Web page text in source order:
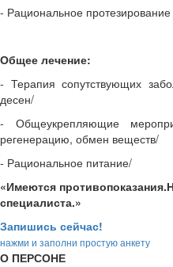
- Рациональное
Общее лечение:
- Терапия сопутствующих
десен/
- Общеукрепляющие
регенерацию, обмен веществ/
- Рациональное питание/
«Имеются
специалиста.»
Запишись сейчас!
нажми и заполни простую анкету
О ПЕРСОНЕ